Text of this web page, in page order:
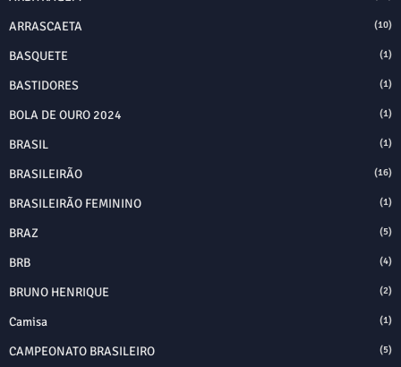
ARRASCAETA (10)
BASQUETE (1)
BASTIDORES (1)
BOLA DE OURO 2024 (1)
BRASIL (1)
BRASILEIRÃO (16)
BRASILEIRÃO FEMININO (1)
BRAZ (5)
BRB (4)
BRUNO HENRIQUE (2)
Camisa (1)
CAMPEONATO BRASILEIRO (5)